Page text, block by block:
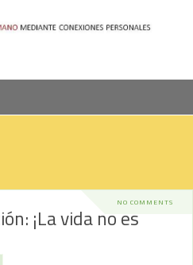
NO COMMENTS
¡La vida no es